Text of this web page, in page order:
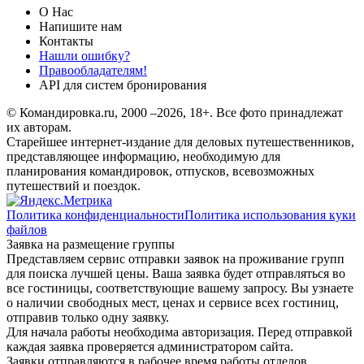
О Нас
Напишите нам
Контакты
Нашли ошибку?
Правообладателям!
API для систем бронирования
© Командировка.ru, 2000 –2026, 18+. Все фото принадлежат
их авторам.
Старейшее интернет-издание для деловых путешественников,
представляющее информацию, необходимую для
планирования командировок, отпусков, всевозможных
путешествий и поездок.
Политика конфиденциальностиПолитика использования куки
файлов
Заявка на размещение группы
Представляем сервис отправки заявок на проживание групп
для поиска лучшей цены. Ваша заявка будет отправляться во
все гостиницы, соответствующие вашему запросу. Вы узнаете
о наличии свободных мест, ценах и сервисе всех гостиниц,
отправив только одну заявку.
Для начала работы необходима авторизация. Перед отправкой
каждая заявка проверяется администратором сайта.
Заявки отправляются в рабочее время работы отделов